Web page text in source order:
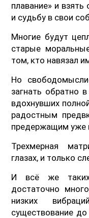
плавание» и
и судьбу в свои
Многие будут
старые
том, кто навязал
Но
загнать обратно
вдохнувших
радостным
предержащим уже
Трехмерная
глазах, и только
И всё же
достаточно
низких
существование